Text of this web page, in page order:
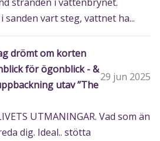
vart steg, vattnet ha...
drömt om korten
för ögonblick - &
utav ”The
29 jun 2025
UTMANINGAR. Vad som än
dig. Ideal.. stötta